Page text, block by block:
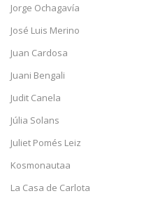
Jorge Ochagavía
José Luis Merino
Juan Cardosa
Juani Bengali
Judit Canela
Júlia Solans
Juliet Pomés Leiz
Kosmonautaa
La Casa de Carlota